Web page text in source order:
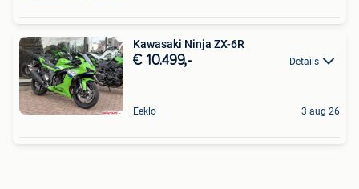
Kawasaki Ninja ZX-6R
€ 10.499,- Details
Eeklo 3 aug 26